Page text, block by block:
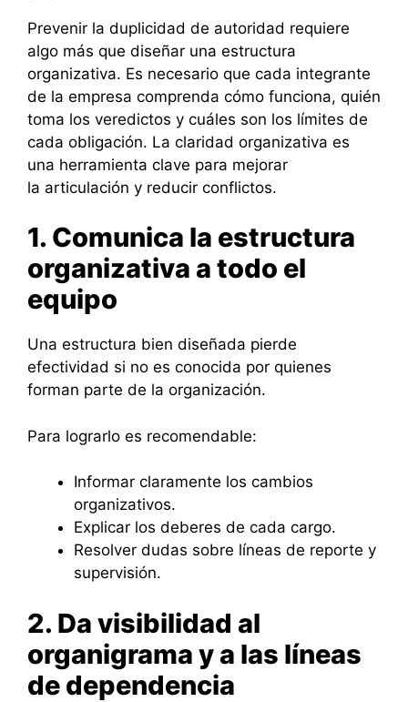
Prevenir la duplicidad de autoridad requiere
algo más que diseñar una estructura
organizativa. Es necesario que cada integrante
de la empresa comprenda cómo funciona, quién
toma los veredictos y cuáles son los límites de
cada obligación. La claridad organizativa es
una herramienta clave para mejorar
la articulación y reducir conflictos.
1. Comunica la estructura
organizativa a todo el
equipo
Una estructura bien diseñada pierde
efectividad si no es conocida por quienes
forman parte de la organización.
Para lograrlo es recomendable:
Informar claramente los cambios
organizativos.
Explicar los deberes de cada cargo.
Resolver dudas sobre líneas de reporte y
supervisión.
2. Da visibilidad al
organigrama y a las líneas
de dependencia